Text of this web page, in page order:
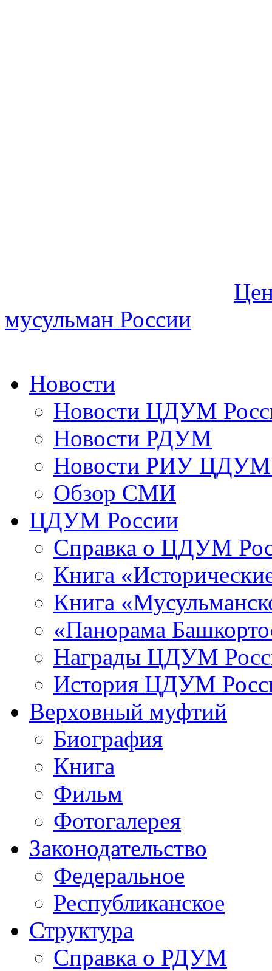
мусульман России
Новости
Новости ЦДУМ
Новости РДУМ
Новости РИУ ЦДУМ
Обзор СМИ
ЦДУМ России
Справка о ЦДУМ
Книга
Книга
«Панорама
Награды ЦДУМ
История ЦДУМ
Верховный муфтий
Биография
Книга
Фильм
Фотогалерея
Законодательство
Федеральное
Республиканское
Структура
Справка о РДУМ